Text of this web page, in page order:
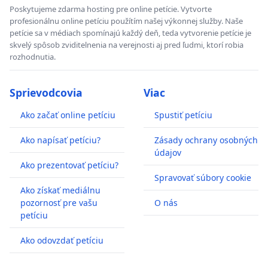
Poskytujeme zdarma hosting pre online petície. Vytvorte
profesionálnu online petíciu použítím našej výkonnej služby. Naše
petície sa v médiach spomínajú každý deň, teda vytvorenie petície je
skvelý spôsob zviditelnenia na verejnosti aj pred ľudmi, ktorí robia
rozhodnutia.
Sprievodcovia
Ako začať online petíciu
Ako napísať petíciu?
Ako prezentovať petíciu?
Ako získať mediálnu
pozornosť pre vašu
petíciu
Ako odovzdať petíciu
Viac
Spustiť petíciu
Zásady ochrany osobných
údajov
Spravovať súbory cookie
O nás